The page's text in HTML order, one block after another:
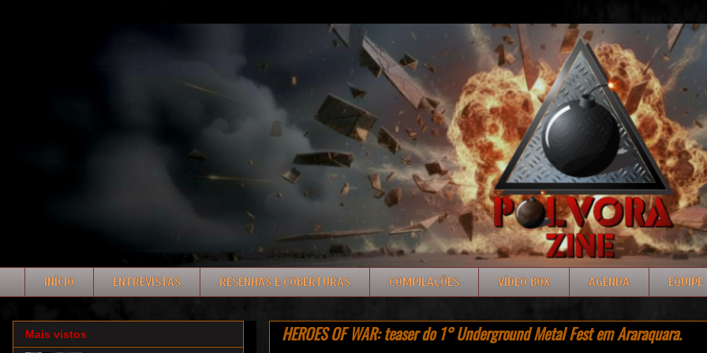
INÍCIO ENTREVISTAS RESENHAS E COBERTURAS COMPILAÇÕES VÍDEO BOX AGENDA EQUIPE
HEROES OF WAR: teaser do 1° Underground Metal Fest em Araraquara.
Mais vistos